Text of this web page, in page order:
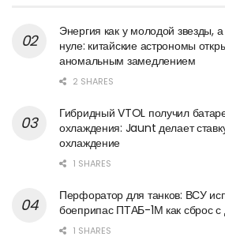
Энергия как у молодой звезды,
нуле: китайские астрономы
аномальным замедлением
2 SHARES
Гибридный VTOL получил
охлаждения: Jaunt делает
охлаждение
1 SHARES
Перфоратор для танков: ВСУ
боеприпас ПТАБ-1М как сброс с
1 SHARES